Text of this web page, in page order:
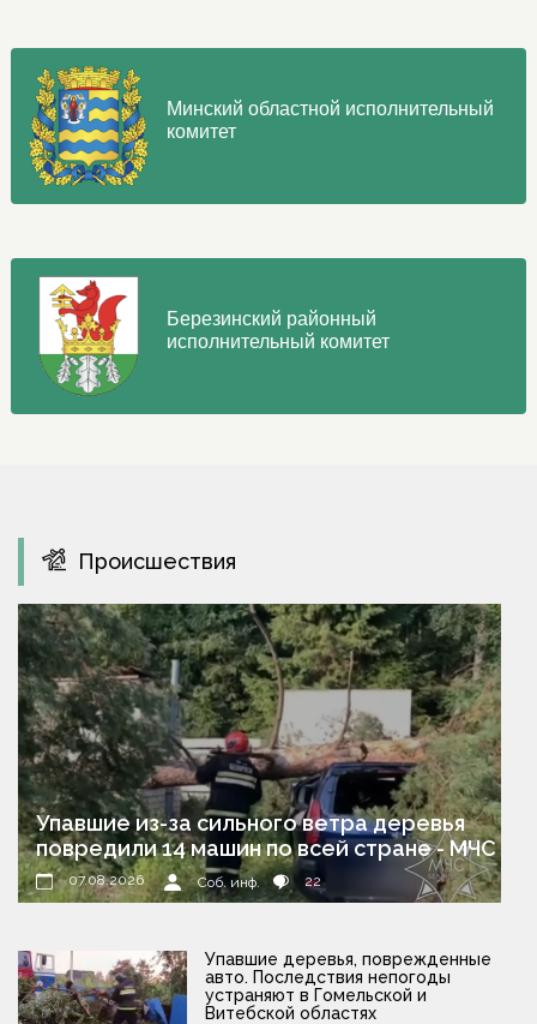
Минский областной исполнительный
комитет
Березинский районный
исполнительный комитет
Происшествия
Упавшие из-за сильного ветра деревья
повредили 14 машин по всей стране - МЧС
07.08.2026 Соб. инф. 22
Упавшие деревья, поврежденные
авто. Последствия непогоды
устраняют в Гомельской и
Витебской областях